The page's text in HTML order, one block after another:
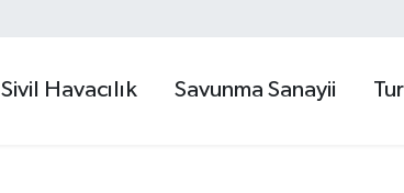
Sivil Havacılık Savunma Sanayii